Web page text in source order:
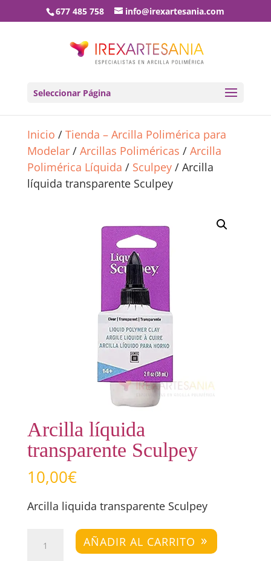
677 485 758 info@irexartesania.com
Seleccionar Página
Inicio / Tienda – Arcilla Polimérica para
Modelar/ Arcillas Poliméricas / Arcilla
Polimérica Líquida / Sculpey/ Arcilla
líquida transparente Sculpey
Arcilla líquida
transparente Sculpey
10,00€
Arcilla liquida transparente Sculpey
líquida
AÑADIR AL CARRITO